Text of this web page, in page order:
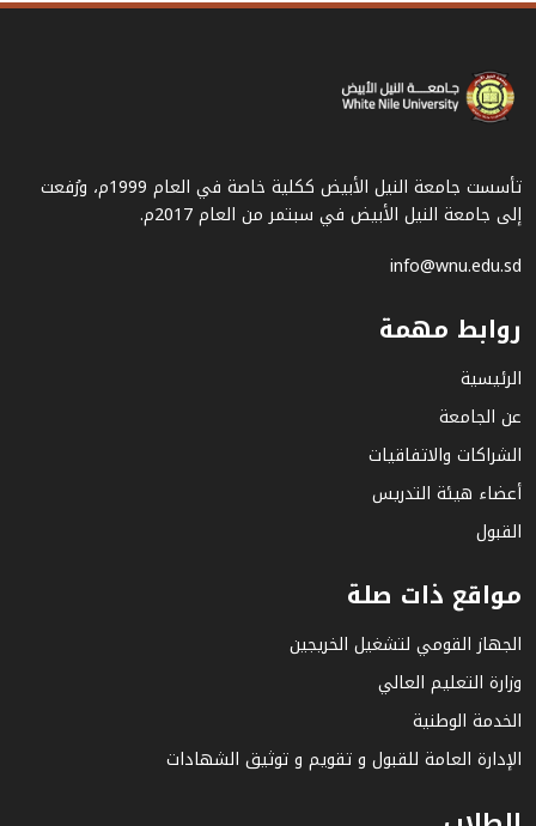
تأسست جامعة النيل الأبيض ككلية خاصة في العام 1999م، ورُفعت
إلى جامعة النيل الأبيض في سبتمر من العام 2017م.
info@wnu.edu.sd
روابط مهمة
الرئيسية
عن الجامعة
الشراكات والاتفاقيات
أعضاء هيئة التدريس
القبول
مواقع ذات صلة
الجهاز القومي لتشغيل الخريجين
وزارة التعليم العالي
الخدمة الوطنية
الإدارة العامة للقبول و تقويم و توثيق الشهادات